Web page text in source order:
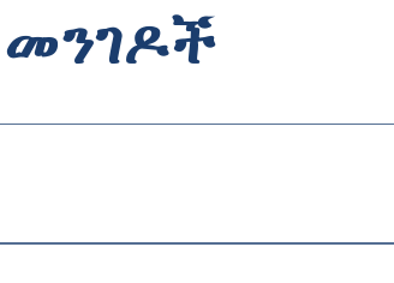
ስጦታዎችን ያደርጋሉ። አክሲዮን በመለገስ፣